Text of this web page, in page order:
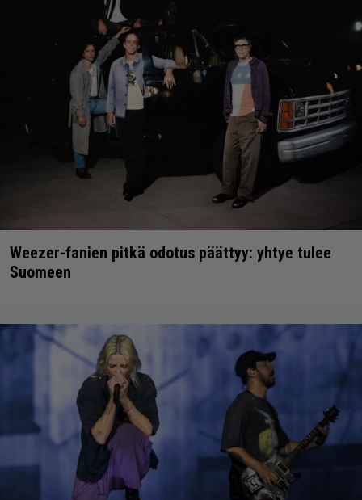
Weezer-fanien pitkä odotus päättyy: yhtye tulee
Suomeen